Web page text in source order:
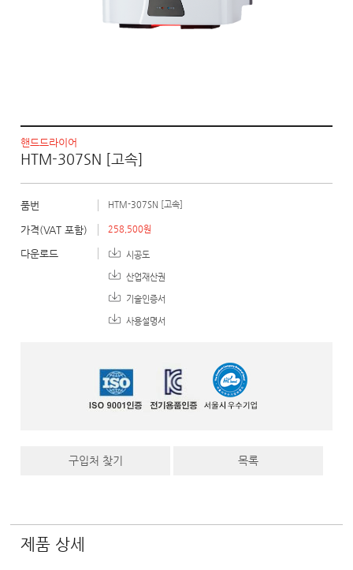
핸드드라이어
HTM-307SN [고속]
품번 HTM-307SN [고속]
가격(VAT 포함) 258,500원
다운로드 시공도
산업재산권
기술인증서
사용설명서
구입처 찾기 목록
제품 상세